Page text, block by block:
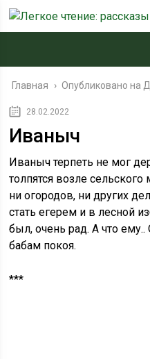
Главная › Опубликовано на
28.02.2022
Иваныч
Иваныч терпеть не мог
толпятся возле сельского
ни огородов, ни других
стать егерем и в лесной
был, очень рад. А что
бабам покоя.
***